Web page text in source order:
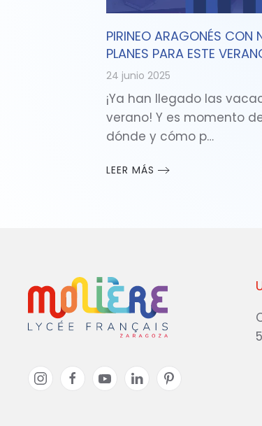
PIRINEO ARAGONÉS CON
PLANES PARA ESTE
24 junio 2025
¡Ya han llegado las
verano! Y es momento
dónde y cómo p…
LEER MÁS